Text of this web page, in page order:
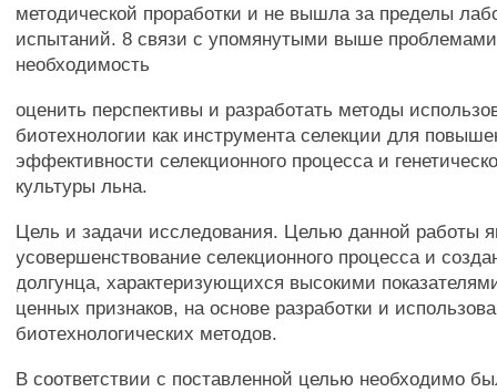
методической проработки и не вышла за пределы
испытаний. 8 связи с упомянутыми выше проблемами
необходимость
оценить перспективы и разработать методы
биотехнологии как инструмента селекции для
эффективности селекционного процесса и
культуры льна.
Цель и задачи исследования. Целью данной работы
усовершенствование селекционного процесса и
долгунца, характеризующихся высокими
ценных признаков, на основе разработки и
биотехнологических методов.
В соответствии с поставленной целью необходимо